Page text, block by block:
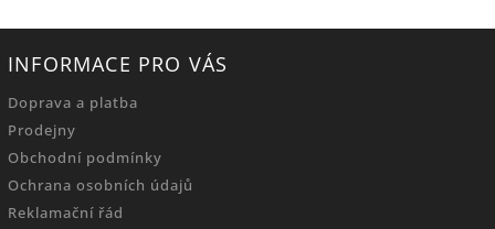
INFORMACE PRO VÁS
Doprava a platba
Prodejny
Obchodní podmínky
Ochrana osobních údajů
Reklamační řád